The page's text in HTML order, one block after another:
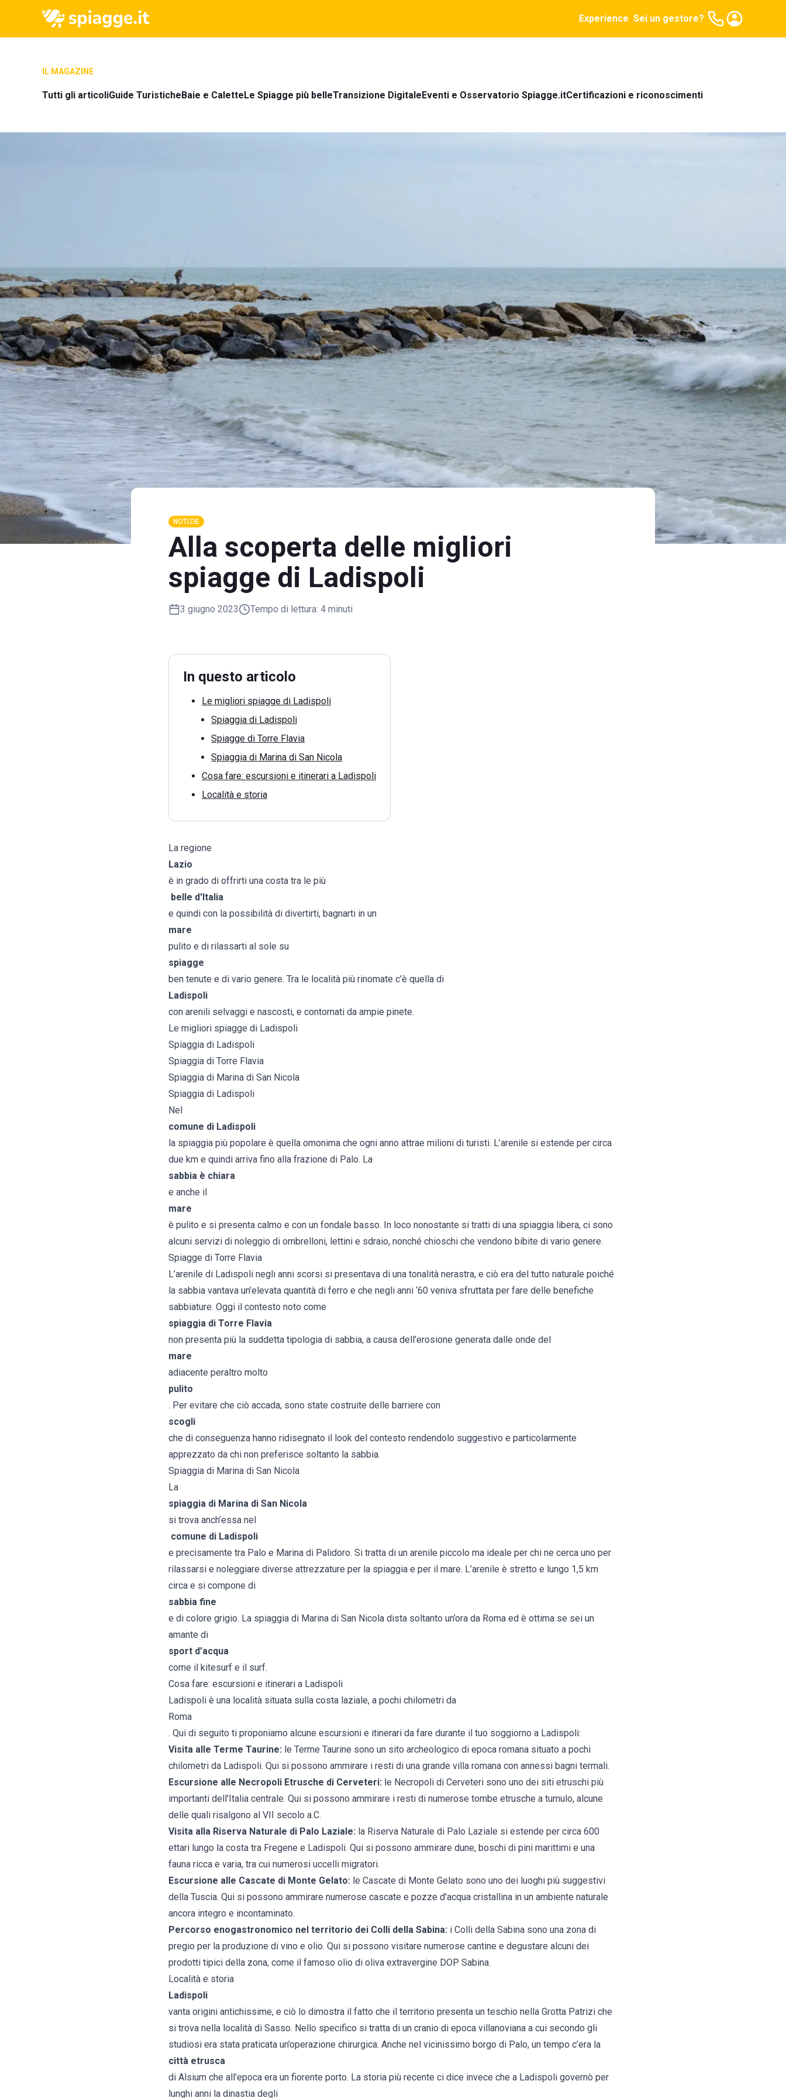
Experience Sei un gestore?
IL MAGAZINE
Tutti gli articoliGuide TuristicheBaie e CaletteLe Spiagge più belleTransizione DigitaleEventi e Osservatorio Spiagge.itCertificazioni e riconoscimenti
NOTIZIE
Alla scoperta delle migliori
spiagge di Ladispoli
3 giugno 2023 Tempo di lettura: 4 minuti
In questo articolo
Le migliori spiagge di Ladispoli
Spiaggia di Ladispoli
Spiagge di Torre Flavia
Spiaggia di Marina di San Nicola
Cosa fare: escursioni e itinerari a Ladispoli
Località e storia
La regione
Lazio
è in grado di offrirti una costa tra le più
belle d'Italia
e quindi con la possibilità di divertirti, bagnarti in un
mare
pulito e di rilassarti al sole su
spiagge
ben tenute e di vario genere. Tra le località più rinomate c’è quella di
Ladispoli
con arenili selvaggi e nascosti, e contornati da ampie pinete.
Le migliori spiagge di Ladispoli
Spiaggia di Ladispoli
Spiaggia di Torre Flavia
Spiaggia di Marina di San Nicola
Spiaggia di Ladispoli
Nel
comune di Ladispoli
la spiaggia più popolare è quella omonima che ogni anno attrae milioni di turisti. L’arenile si estende per circa
due km e quindi arriva fino alla frazione di Palo. La
sabbia è chiara
e anche il
mare
è pulito e si presenta calmo e con un fondale basso. In loco nonostante si tratti di una spiaggia libera, ci sono
alcuni servizi di noleggio di ombrelloni, lettini e sdraio, nonché chioschi che vendono bibite di vario genere.
Spiagge di Torre Flavia
L’arenile di Ladispoli negli anni scorsi si presentava di una tonalità nerastra, e ciò era del tutto naturale poiché
la sabbia vantava un’elevata quantità di ferro e che negli anni ‘60 veniva sfruttata per fare delle benefiche
sabbiature. Oggi il contesto noto come
spiaggia di Torre Flavia
non presenta più la suddetta tipologia di sabbia, a causa dell’erosione generata dalle onde del
mare
adiacente peraltro molto
pulito
. Per evitare che ciò accada, sono state costruite delle barriere con
scogli
che di conseguenza hanno ridisegnato il look del contesto rendendolo suggestivo e particolarmente
apprezzato da chi non preferisce soltanto la sabbia.
Spiaggia di Marina di San Nicola
La
spiaggia di Marina di San Nicola
si trova anch’essa nel
comune di Ladispoli
e precisamente tra Palo e Marina di Palidoro. Si tratta di un arenile piccolo ma ideale per chi ne cerca uno per
rilassarsi e noleggiare diverse attrezzature per la spiaggia e per il mare. L’arenile è stretto e lungo 1,5 km
circa e si compone di
sabbia fine
e di colore grigio. La spiaggia di Marina di San Nicola dista soltanto un’ora da Roma ed è ottima se sei un
amante di
sport d’acqua
come il kitesurf e il surf.
Cosa fare: escursioni e itinerari a Ladispoli
Ladispoli è una località situata sulla costa laziale, a pochi chilometri da
Roma
. Qui di seguito ti proponiamo alcune escursioni e itinerari da fare durante il tuo soggiorno a Ladispoli:
Visita alle Terme Taurine: le Terme Taurine sono un sito archeologico di epoca romana situato a pochi
chilometri da Ladispoli. Qui si possono ammirare i resti di una grande villa romana con annessi bagni termali.
Escursione alle Necropoli Etrusche di Cerveteri: le Necropoli di Cerveteri sono uno dei siti etruschi più
importanti dell'Italia centrale. Qui si possono ammirare i resti di numerose tombe etrusche a tumulo, alcune
delle quali risalgono al VII secolo a.C.
Visita alla Riserva Naturale di Palo Laziale: la Riserva Naturale di Palo Laziale si estende per circa 600
ettari lungo la costa tra Fregene e Ladispoli. Qui si possono ammirare dune, boschi di pini marittimi e una
fauna ricca e varia, tra cui numerosi uccelli migratori.
Escursione alle Cascate di Monte Gelato: le Cascate di Monte Gelato sono uno dei luoghi più suggestivi
della Tuscia. Qui si possono ammirare numerose cascate e pozze d'acqua cristallina in un ambiente naturale
ancora integro e incontaminato.
Percorso enogastronomico nel territorio dei Colli della Sabina: i Colli della Sabina sono una zona di
pregio per la produzione di vino e olio. Qui si possono visitare numerose cantine e degustare alcuni dei
prodotti tipici della zona, come il famoso olio di oliva extravergine DOP Sabina.
Località e storia
Ladispoli
vanta origini antichissime, e ciò lo dimostra il fatto che il territorio presenta un teschio nella Grotta Patrizi che
si trova nella località di Sasso. Nello specifico si tratta di un cranio di epoca villanoviana a cui secondo gli
studiosi era stata praticata un’operazione chirurgica. Anche nel vicinissimo borgo di Palo, un tempo c’era la
città etrusca
di Alsium che all’epoca era un fiorente porto. La storia più recente ci dice invece che a Ladispoli governò per
lunghi anni la dinastia degli